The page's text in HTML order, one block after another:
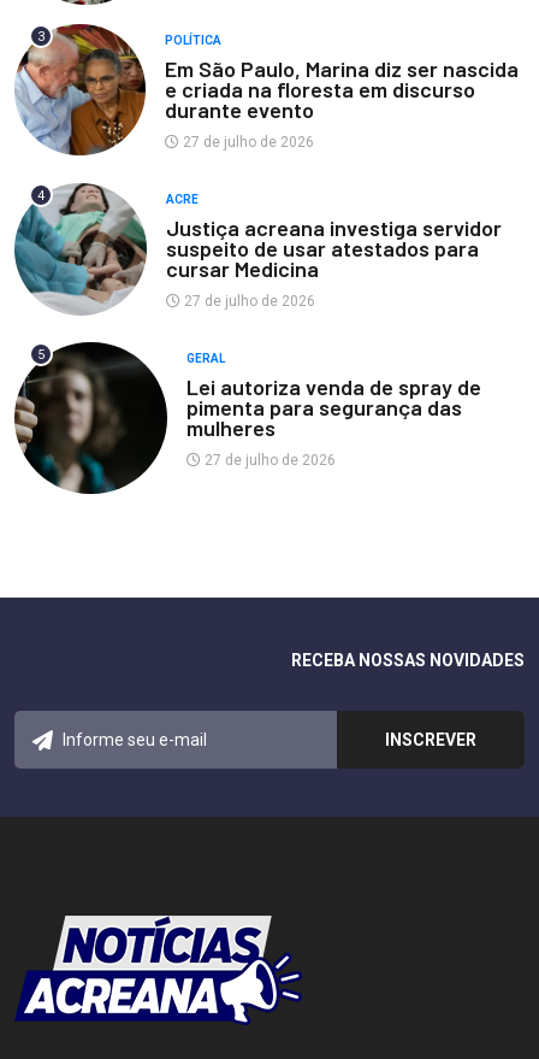
3 POLÍTICA
Em São Paulo, Marina diz ser nascida
e criada na floresta em discurso
durante evento
27 de julho de 2026
4 ACRE
Justiça acreana investiga servidor
suspeito de usar atestados para
cursar Medicina
27 de julho de 2026
5 GERAL
Lei autoriza venda de spray de
pimenta para segurança das
mulheres
27 de julho de 2026
RECEBA NOSSAS NOVIDADES